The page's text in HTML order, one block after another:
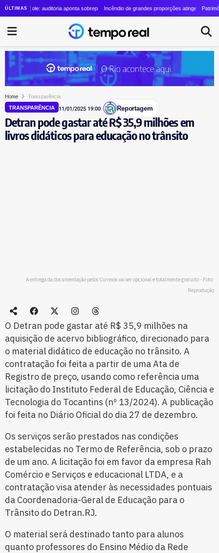
ÚLTIMAS
cresce quase 24 vezes em quatro anos
auditoria aponta sobrepreço de R$ 20 milhões em contrato de R$ 56 milhões
Incêndio de grandes proporções atinge o Parque Estadual
Patrimônio de
Home Transparência
TRANSPARÊNCIA 11/01/2025 19:00 Reportagem
Detran pode gastar até R$ 35,9 milhões em
livros didáticos para educação no trânsito
A entrega da documentação pelos Correios vai ser opcional e totalmente gratuito - Foto:
Reprodução
O Detran pode gastar até R$ 35,9 milhões na
aquisição de acervo bibliográfico, direcionado para
o material didático de educação no trânsito. A
contratação foi feita a partir de uma Ata de
Registro de preço, usando como referência uma
licitação do Instituto Federal de Educação, Ciência e
Tecnologia do Tocantins (nº 13/2024). A publicação
foi feita no Diário Oficial do dia 27 de dezembro.
Os serviços serão prestados nas condições
estabelecidas no Termo de Referência, sob o prazo
de um ano. A licitação foi em favor da empresa Rah
Comércio e Serviços e educacional LTDA, e a
contratação visa atender às necessidades pontuais
da Coordenadoria-Geral de Educação para o
Trânsito do Detran.RJ.
O material será destinado tanto para alunos
quanto professores do Ensino Médio da Rede